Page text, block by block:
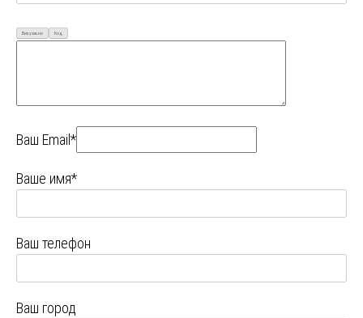
Визуально Код
Ваш Email*
Ваше имя*
Ваш телефон
Ваш город